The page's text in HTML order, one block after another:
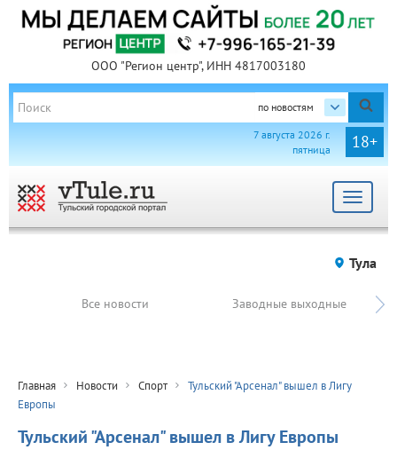
ООО "Регион центр", ИНН 4817003180
по новостям
18+
7 августа 2026 г.
пятница
Toggle
Тула
Все новости Заводные выходные
Главная Новости Спорт
Тульский "Арсенал" вышел в Лигу
Европы
Тульский "Арсенал" вышел в Лигу Европы